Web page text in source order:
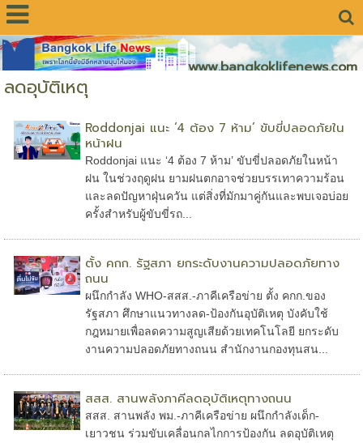
www.bangkoklifenews.com
ลดอุบัติเหตุ
Roddonjai แนะ ‘4 ต้อง 7 ห้าม’ ขับขี่ปลอดภัยใน
หน้าฝน
Roddonjai แนะ ‘4 ต้อง 7 ห้าม’ ขับขี่ปลอดภัยในหน้า
ฝน ในช่วงฤดูฝน ยามฝนตกอาจช่วยบรรเทาความร้อน
และลดปัญหาฝุ่นควัน แต่สิ่งที่มักมาคู่กันและพบเจอบ่อย
ครั้งสำหรับผู้ขับขี่รถ...
ตั้ง คกก. รัฐสภา ยกระดับงานความปลอดภัยทาง
ถนน
ผนึกกำลัง WHO-สสส.-ภาคีเครือข่าย ตั้ง คกก.ของ
รัฐสภา ศึกษาแนวทางลด-ป้องกันอุบัติเหตุ บังคับใช้
กฎหมายเพื่อลดความสูญเสียด้วยเทคโนโลยี ยกระดับ
งานความปลอดภัยทางถนน สำนักงานกองทุนสน...
สสส. สานพลังภาคีลดอุบัติเหตุทางถนน
สสส. สานพลัง พม.-ภาคีเครือข่าย ผนึกกำลังเด็ก-
เยาวชน ร่วมขับเคลื่อนกลไกการป้องกัน ลดอุบัติเหตุ